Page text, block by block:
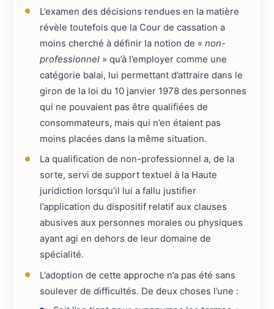
L’examen des décisions rendues en la matière
révèle toutefois que la Cour de cassation a
moins cherché à définir la notion de « non-
professionnel» qu’à l’employer comme une
catégorie balai, lui permettant d’attraire dans le
giron de la loi du 10 janvier 1978 des personnes
qui ne pouvaient pas être qualifiées de
consommateurs, mais qui n’en étaient pas
moins placées dans la même situation.
La qualification de non-professionnel a, de la
sorte, servi de support textuel à la Haute
juridiction lorsqu’il lui a fallu justifier
l’application du dispositif relatif aux clauses
abusives aux personnes morales ou physiques
ayant agi en dehors de leur domaine de
spécialité.
L’adoption de cette approche n’a pas été sans
soulever de difficultés. De deux choses l’une :